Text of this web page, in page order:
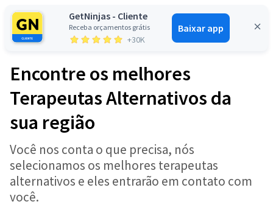
GetNinjas - Cliente
Receba orçamentos grátis
+30K
Baixar app
Entrar
Encontre os melhores
Terapeutas Alternativos da
sua região
Você nos conta o que precisa, nós
selecionamos os melhores terapeutas
alternativos e eles entrarão em contato com
você.